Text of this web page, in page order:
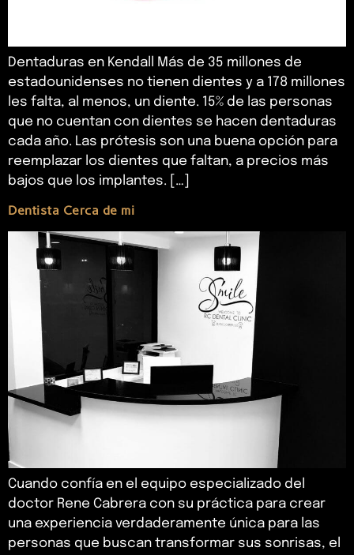
Dentaduras en Kendall Más de 35 millones de
estadounidenses no tienen dientes y a 178 millones
les falta, al menos, un diente. 15% de las personas
que no cuentan con dientes se hacen dentaduras
cada año. Las prótesis son una buena opción para
reemplazar los dientes que faltan, a precios más
bajos que los implantes. […]
Dentista Cerca de mi
Cuando confía en el equipo especializado del
doctor Rene Cabrera con su práctica para crear
una experiencia verdaderamente única para las
personas que buscan transformar sus sonrisas, el